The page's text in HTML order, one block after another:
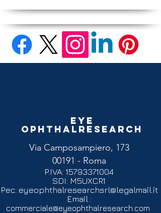
Eye
Ophthalresearch
Via Camposampiero, 173
00191 - Roma
P.IVA: 15793371004
SDI: M5UXCR1
Pec: eyeophthalresearchsrl@legalmail.it
Email :
commerciale@eyeophthalresearch.com